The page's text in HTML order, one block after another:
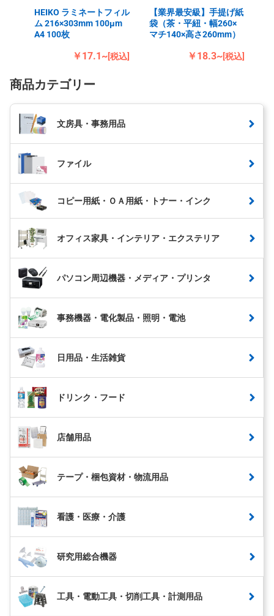
HEIKO ラミネートフィル
ム 216×303mm 100μm
A4 100枚
￥17.1~[税込]
【業界最安級】手提げ紙
袋（茶・平紐・幅260×
マチ140×高さ260mm）
￥18.3~[税込]
商品カテゴリー
文房具・事務用品
ファイル
コピー用紙・ＯＡ用紙・トナー・インク
オフィス家具・インテリア・エクステリア
パソコン周辺機器・メディア・プリンタ
事務機器・電化製品・照明・電池
日用品・生活雑貨
ドリンク・フード
店舗用品
テープ・梱包資材・物流用品
看護・医療・介護
研究用総合機器
工具・電動工具・切削工具・計測用品